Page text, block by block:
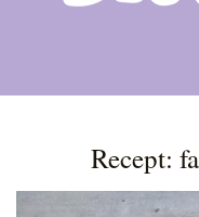
Recept: